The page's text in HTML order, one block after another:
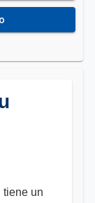
tiene un